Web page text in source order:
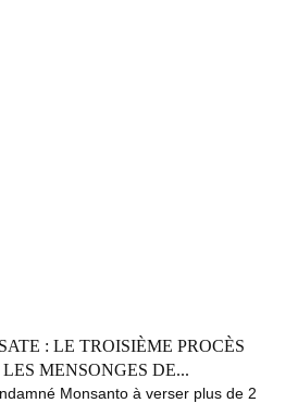
: LE TROISIÈME PROCÈS
MENSONGES DE...
Monsanto à verser plus de 2